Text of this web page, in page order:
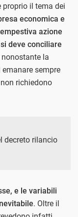
il tema dei
economica e
azione
deve conciliare
nonostante la
sempre
richiedono
decreto rilancio
e le variabili
. Oltre il